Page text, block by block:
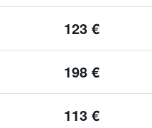
123 €
198 €
113 €